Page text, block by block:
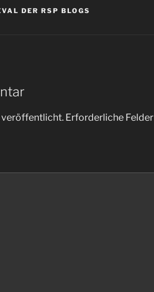
DER RSP BLOGS
veröffentlicht. Erforderliche Felder